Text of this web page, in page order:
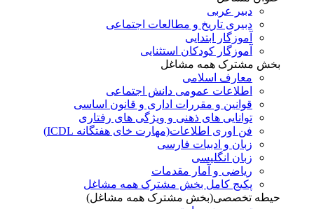
دبير عربی
دبیری تاریخ و مطالعات اجتماعی
آموزگار ابتدایی
آموزگار کودکان استثنایی
بخش مشترک همه مشاغل
معارف اسلامی
اطلاعات عمومی دانش اجتماعی
قوانین و مقررات اداری و قانون اساسی
توانایی های ذهنی و ویژگی های رفتاری
فن اوری اطلاعات(مهارت خای هفتگانه ICDL)
زبان و ادبیات فارسی
زبان انگلیسی
ریاضی و آمار مقدمات
پکیج کامل بخش مشترک همه مشاغل
حیطه تخصصی(بخش مشترک همه مشاغل)